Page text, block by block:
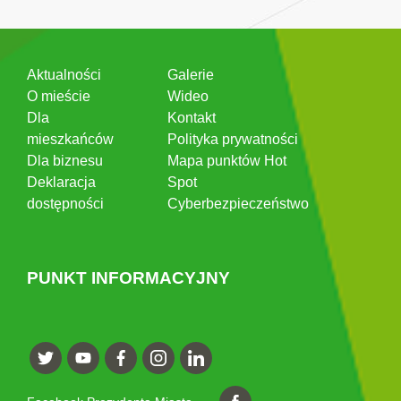
Aktualności
O mieście
Dla
mieszkańców
Dla biznesu
Deklaracja
dostępności
Galerie
Wideo
Kontakt
Polityka prywatności
Mapa punktów Hot
Spot
Cyberbezpieczeństwo
PUNKT INFORMACYJNY